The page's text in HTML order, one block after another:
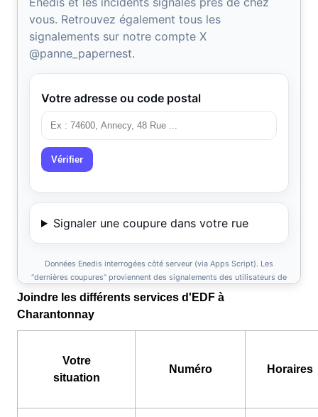
Joindre les différents services d'EDF à
Charantonnay
Votre
situation
Numéro Horaires